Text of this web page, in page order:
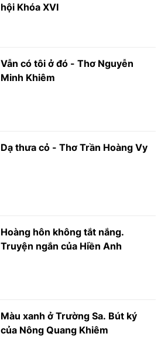
hội Khóa XVI
Vẫn có tôi ở đó - Thơ Nguyễn
Minh Khiêm
Dạ thưa cỏ - Thơ Trần Hoàng Vy
Hoàng hôn không tắt nắng.
Truyện ngắn của Hiền Anh
Màu xanh ở Trường Sa. Bút ký
của Nông Quang Khiêm